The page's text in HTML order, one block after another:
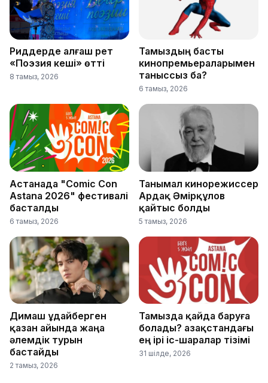
Риддерде алғаш рет
«Поэзия кеші» өтті
8 тамыз, 2026
Тамыздың басты
кинопремьераларымен
таныссыз ба?
6 тамыз, 2026
Астанада "Comic Con
Astana 2026" фестивалі
басталды
6 тамыз, 2026
Танымал кинорежиссер
Ардақ Әмірқұлов
қайтыс болды
5 тамыз, 2026
Димаш Құдайберген
қазан айында жаңа
әлемдік турын
бастайды
2 тамыз, 2026
Тамызда қайда баруға
болады? Қазақстандағы
ең ірі іс-шаралар тізімі
31 шілде, 2026